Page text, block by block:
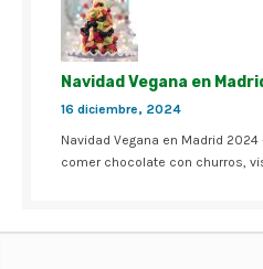
Navidad Vegana en
16 diciembre, 2024
Navidad Vegana en Madrid 2024
comer chocolate con churros,